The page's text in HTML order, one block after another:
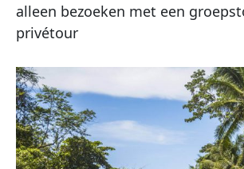
alleen bezoeken met een
privétour